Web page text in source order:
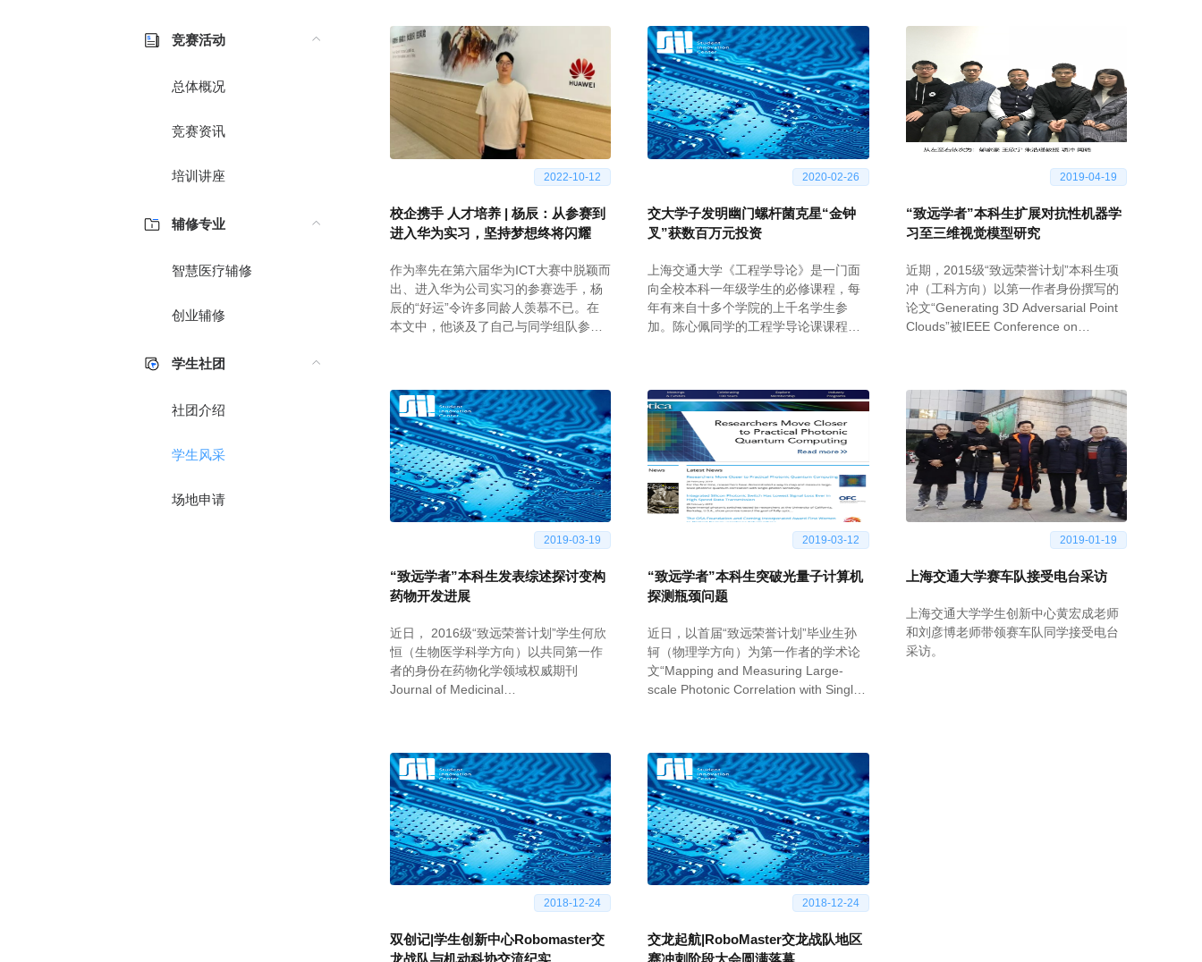
竞赛活动
总体概况
竞赛资讯
培训讲座
辅修专业
智慧医疗辅修
创业辅修
学生社团
社团介绍
学生风采
场地申请
和上海交通大学等国内外知名学府的
400余支顶尖队伍参赛。
学工程创新设计竞赛输送种子项目。
2022-10-12
校企携手 人才培养 | 杨辰：从参赛到
进入华为实习，坚持梦想终将闪耀
作为率先在第六届华为ICT大赛中脱颖而
出、进入华为公司实习的参赛选手，杨
辰的“好运”令许多同龄人羡慕不已。在
本文中，他谈及了自己与同学组队参加
2020-02-26
交大学子发明幽门螺杆菌克星“金钟
叉”获数百万元投资
上海交通大学《工程学导论》是一门面
向全校本科一年级学生的必修课程，每
年有来自十多个学院的上千名学生参
加。陈心佩同学的工程学导论课课程作
痘等传染病患者避免二次传播和感染提
供了一个廉价且使用体验良好的解决方
案。
2019-04-19
“致远学者”本科生扩展对抗性机器学
习至三维视觉模型研究
近期，2015级“致远荣誉计划”本科生项
冲（工科方向）以第一作者身份撰写的
论文“Generating 3D Adversarial Point
Clouds”被IEEE Conference on
生成算法的论文
2019-03-19
“致远学者”本科生发表综述探讨变构
药物开发进展
近日， 2016级“致远荣誉计划”学生何欣
恒（生物医学科学方向）以共同第一作
者的身份在药物化学领域权威期刊
Journal of Medicinal
Design”。
2019-03-12
“致远学者”本科生突破光量子计算机
探测瓶颈问题
近日，以首届“致远荣誉计划”毕业生孙
轲（物理学方向）为第一作者的学术论
文“Mapping and Measuring Large-
scale Photonic Correlation with Single-
下最高影响因子期刊（7.5）。
2019-01-19
上海交通大学赛车队接受电台采访
上海交通大学学生创新中心黄宏成老师
和刘彦博老师带领赛车队同学接受电台
采访。
2018-12-24
双创记|学生创新中心Robomaster交
2018-12-24
交龙起航|RoboMaster交龙战队地区